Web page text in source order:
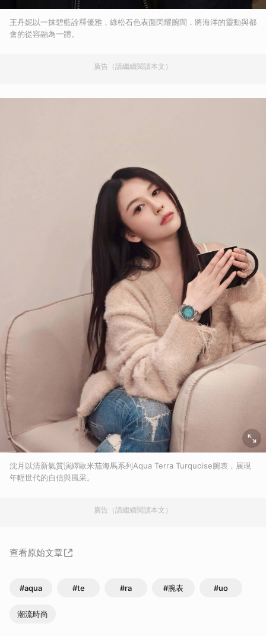
王丹妮以一抹碧藍詮釋優雅，綠松石色表面閃耀腕間，將海洋的靈動與都
會的從容融為一體。
廣告（請繼續閱讀本文）
沈月以清新氣質演繹歐米茄海馬系列Aqua Terra Turquoise腕表，展現
年輕世代的自信與風采。
廣告（請繼續閱讀本文）
查看原始文章
#aqua #te #ra #腕表 #uo
潮流時尚